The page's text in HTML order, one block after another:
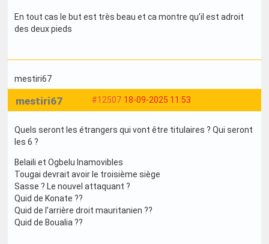
En tout cas le but est très beau et ca montre qu’il est adroit
des deux pieds
mestiri67
#12507 18-09-2025 11:53
mestiri67
Quels seront les étrangers qui vont être titulaires ? Qui seront
les 6 ?
Belaili et Ogbelu Inamovibles
Tougai devrait avoir le troisième siège
Sasse ? Le nouvel attaquant ?
Quid de Konate ??
Quid de l’arrière droit mauritanien ??
Quid de Boualia ??